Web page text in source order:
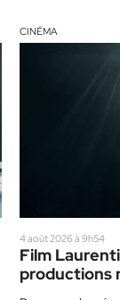
CINÉMA
4 août 2026 à 9h54
Film
productions